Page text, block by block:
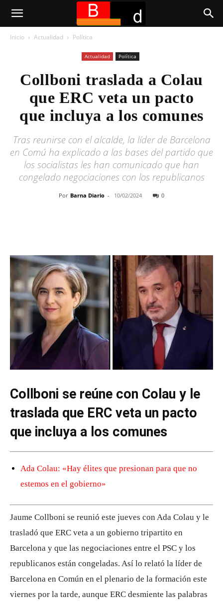
Inicio Actualidad Política
Actualidad Política
Collboni traslada a Colau
que ERC veta un pacto
que incluya a los comunes
Tras reunirse con el alcalde, la líder de Barcelona
en Comú ha explicado a las bases del partido que
los socialistas les han comunicado que han
congelado negociaciones con los republicanos
Por Barna Diario - 10/02/2024 0
Collboni se reúne con Colau y le
traslada que ERC veta un pacto
que incluya a los comunes
Ada Colau: «Hay élites que presionan para que no
estemos en el gobierno»
Jaume Collboni se reunió este jueves con Ada Colau y le
trasladó que ERC veta a un gobierno tripartito en
Barcelona y que las negociaciones entre el PSC y los
republicanos están congeladas. Así lo relató la líder de
Barcelona en Común en el plenario de la formación este
viernes por la tarde, aunque ERC desmiente las palabras